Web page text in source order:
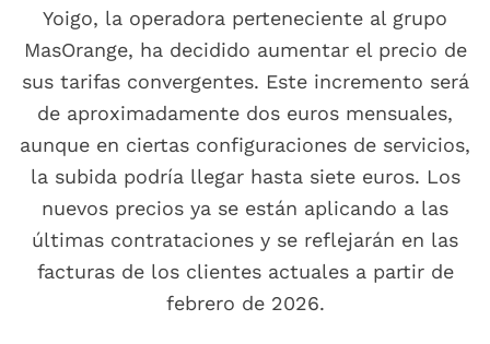
Yoigo, la operadora perteneciente al grupo
MasOrange, ha decidido aumentar el precio de
sus tarifas convergentes. Este incremento será
de aproximadamente dos euros mensuales,
aunque en ciertas configuraciones de servicios,
la subida podría llegar hasta siete euros. Los
nuevos precios ya se están aplicando a las
últimas contrataciones y se reflejarán en las
facturas de los clientes actuales a partir de
febrero de 2026.